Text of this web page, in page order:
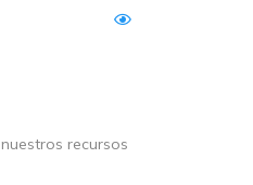
recursos